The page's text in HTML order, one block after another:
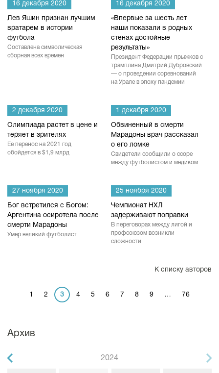
16 декабря 2020
Лев Яшин признан лучшим
вратарем в истории
футбола
Составлена символическая
сборная всех времен
16 декабря 2020
«Впервые за шесть лет
наши показали в родных
стенах достойные
результаты»
Президент Федерации прыжков с
трамплина Дмитрий Дубровский
— о проведении соревнований
на Урале в эпоху пандемии
2 декабря 2020
Олимпиада растет в цене и
теряет в зрителях
Ее перенос на 2021 год
обойдется в $1,9 млрд
1 декабря 2020
Обвиненный в смерти
Марадоны врач рассказал
о его ломке
Свидетели сообщили о ссоре
между футболистом и медиком
27 ноября 2020
Бог встретился с Богом:
Аргентина осиротела после
смерти Марадоны
Умер великий футболист
25 ноября 2020
Чемпионат НХЛ
задерживают поправки
В переговорах между лигой и
профсоюзом возникли
сложности
К списку авторов
1 2 3 4 5 6 7 8 9 … 76
Архив
2024